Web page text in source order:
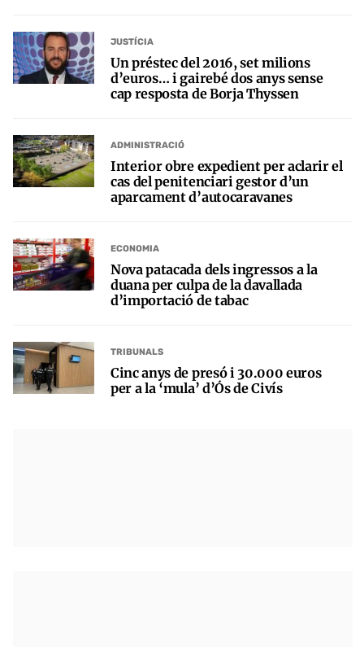
JUSTÍCIA
Un préstec del 2016, set milions
d’euros… i gairebé dos anys sense
cap resposta de Borja Thyssen
ADMINISTRACIÓ
Interior obre expedient per aclarir el
cas del penitenciari gestor d’un
aparcament d’autocaravanes
ECONOMIA
Nova patacada dels ingressos a la
duana per culpa de la davallada
d’importació de tabac
TRIBUNALS
Cinc anys de presó i 30.000 euros
per a la ‘mula’ d’Ós de Civís